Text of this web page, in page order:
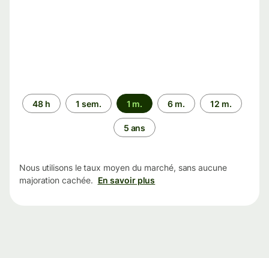
Période
48 h 1 sem. 1 m. 6 m. 12 m.
5 ans
Nous utilisons le taux moyen du marché, sans aucune
majoration cachée. En savoir plus